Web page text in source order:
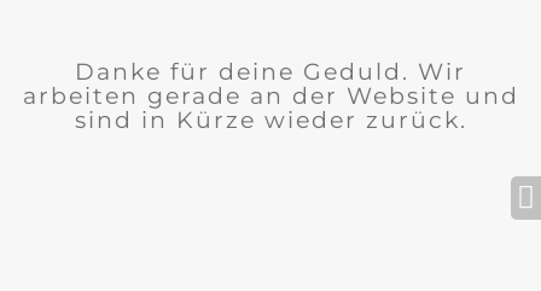
Danke für deine Geduld. Wir
arbeiten gerade an der Website und
sind in Kürze wieder zurück.